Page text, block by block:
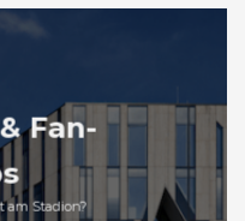
Fan-
am Stadion?